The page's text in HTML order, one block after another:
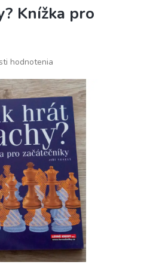
Knížka pro
hodnotenia